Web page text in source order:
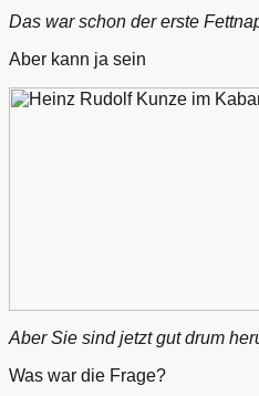
Das war schon der erste
Aber kann ja sein
Aber Sie sind jetzt gut drum
Was war die Frage?